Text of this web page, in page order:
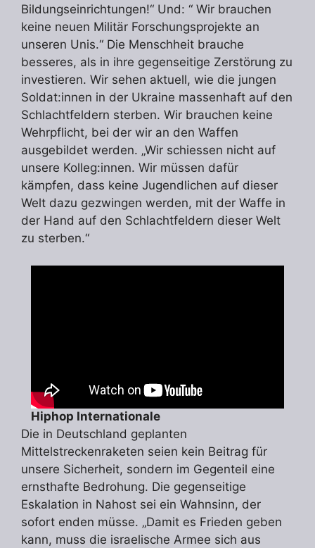
Bildungseinrichtungen!“ Und: “ Wir brauchen
keine neuen Militär Forschungsprojekte an
unseren Unis.“ Die Menschheit brauche
besseres, als in ihre gegenseitige Zerstörung zu
investieren. Wir sehen aktuell, wie die jungen
Soldat:innen in der Ukraine massenhaft auf den
Schlachtfeldern sterben. Wir brauchen keine
Wehrpflicht, bei der wir an den Waffen
ausgebildet werden. „Wir schiessen nicht auf
unsere Kolleg:innen. Wir müssen dafür
kämpfen, dass keine Jugendlichen auf dieser
Welt dazu gezwingen werden, mit der Waffe in
der Hand auf den Schlachtfeldern dieser Welt
zu sterben.“
Hiphop Internationale
Die in Deutschland geplanten
Mittelstreckenraketen seien kein Beitrag für
unsere Sicherheit, sondern im Gegenteil eine
ernsthafte Bedrohung. Die gegenseitige
Eskalation in Nahost sei ein Wahnsinn, der
sofort enden müsse. „Damit es Frieden geben
kann, muss die israelische Armee sich aus